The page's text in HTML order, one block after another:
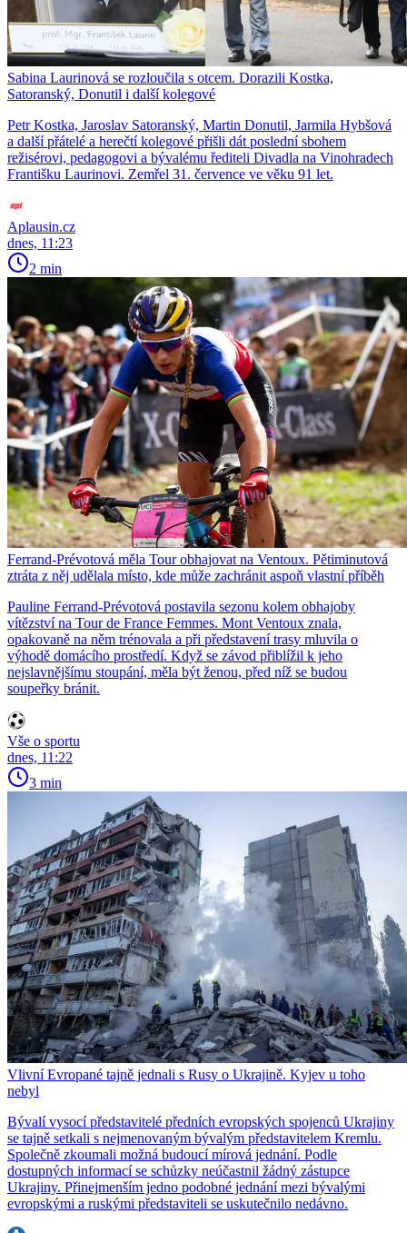
Sabina Laurinová se rozloučila s otcem. Dorazili Kostka,
Satoranský, Donutil i další kolegové
Petr Kostka, Jaroslav Satoranský, Martin Donutil, Jarmila Hybšová
a další přátelé a herečtí kolegové přišli dát poslední sbohem
režisérovi, pedagogovi a bývalému řediteli Divadla na Vinohradech
Františku Laurinovi. Zemřel 31. července ve věku 91 let.
Aplausin.cz
dnes, 11:23
2 min
Ferrand-Prévotová měla Tour obhajovat na Ventoux. Pětiminutová
ztráta z něj udělala místo, kde může zachránit aspoň vlastní příběh
Pauline Ferrand-Prévotová postavila sezonu kolem obhajoby
vítězství na Tour de France Femmes. Mont Ventoux znala,
opakovaně na něm trénovala a při představení trasy mluvila o
výhodě domácího prostředí. Když se závod přiblížil k jeho
nejslavnějšímu stoupání, měla být ženou, před níž se budou
soupeřky bránit.
Vše o sportu
dnes, 11:22
3 min
Vlivní Evropané tajně jednali s Rusy o Ukrajině. Kyjev u toho
nebyl
Bývalí vysocí představitelé předních evropských spojenců Ukrajiny
se tajně setkali s nejmenovaným bývalým představitelem Kremlu.
Společně zkoumali možná budoucí mírová jednání. Podle
dostupných informací se schůzky neúčastnil žádný zástupce
Ukrajiny. Přinejmenším jedno podobné jednání mezi bývalými
evropskými a ruskými představiteli se uskutečnilo nedávno.